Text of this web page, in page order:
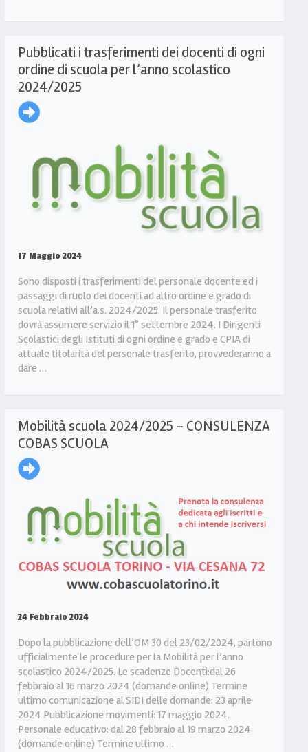
Pubblicati i trasferimenti dei docenti di ogni
ordine di scuola per l’anno scolastico
2024/2025
17 Maggio 2024
Sono disposti i trasferimenti del personale docente ed i
passaggi di ruolo dei docenti ad altro ordine e grado di
scuola relativi all’a.s. 2024/2025. Il personale trasferito
dovrà assumere servizio il 1° settembre 2024. I Dirigenti
Scolastici degli Istituti di ogni ordine e grado e CPIA di
attuale titolarità del personale trasferito, provvederanno a
dare …
Mobilità scuola 2024/2025 – CONSULENZA
COBAS SCUOLA
24 Febbraio 2024
Dopo la pubblicazione dell’OM 30 del 23/02/2024, partono
ufficialmente le procedure per la Mobilità per l’anno
scolastico 2024/2025. Le scadenze Docenti:dal 26
febbraio al 16 marzo 2024 (domande online) Termine
ultimo comunicazione al SIDI delle domande: 23 aprile
2024 Pubblicazione movimenti: 17 maggio 2024.
Personale educativo: dal 28 febbraio al 19 marzo 2024
(domande online) Termine ultimo …